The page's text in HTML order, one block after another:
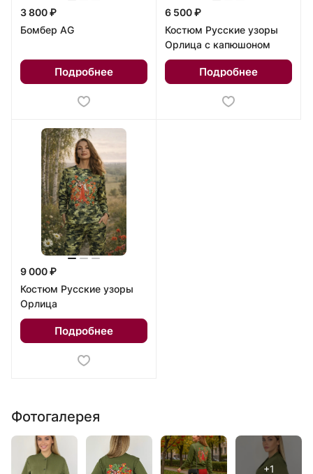
3 800 ₽
Бомбер AG
Подробнее
6 500 ₽
Костюм Русские узоры
Орлица с капюшоном
Подробнее
9 000 ₽
Костюм Русские узоры
Орлица
Подробнее
Фотогалерея